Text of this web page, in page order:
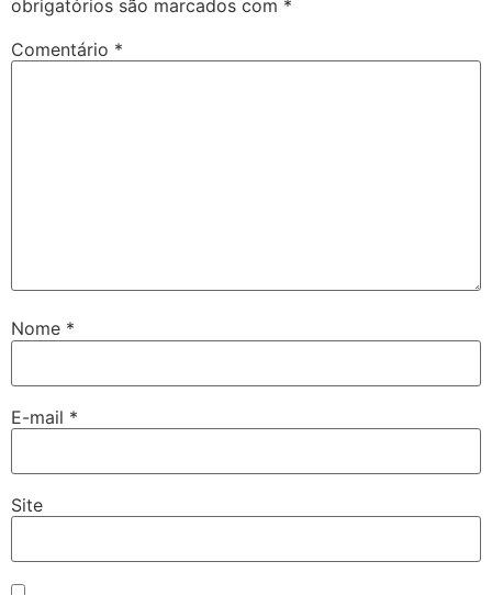
obrigatórios são marcados com *
Comentário *
Nome *
E-mail *
Site